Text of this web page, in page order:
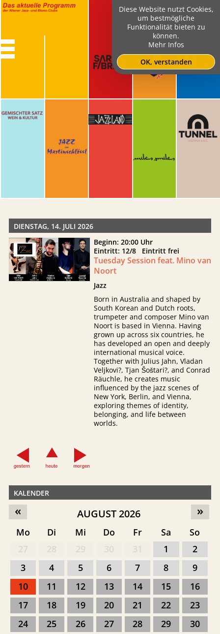
DIENSTAG, 14. JULI 2026
Beginn: 20:00 Uhr
Eintritt: 12/8 Eintritt frei
Tuesday Session feat. Mino van
Noort
Jazz
Born in Australia and shaped by
South Korean and Dutch roots,
trumpeter and composer Mino van
Noort is based in Vienna. Having
grown up across six countries, he
has developed an open and deeply
international musical voice.
Together with Julius Jahn, Vladan
Veljkovi?, Tjan Šoštari?, and Conrad
Räuchle, he creates music
influenced by the jazz scenes of
New York, Berlin, and Vienna,
exploring themes of identity,
belonging, and life between
worlds.
KALENDER
»
« AUGUST 2026
Mo Di Mi Do Fr Sa
So
1
2
3
4 5 6 7 8
9
10
11 12 13 14 15
16
17
18 19 20 21 22
23
24
25 26 27 28 29
30
Diese Website nutzt Cookies,
um bestmögliche
Funktionalität bieten zu
können.
Mehr Infos
OK, verstanden